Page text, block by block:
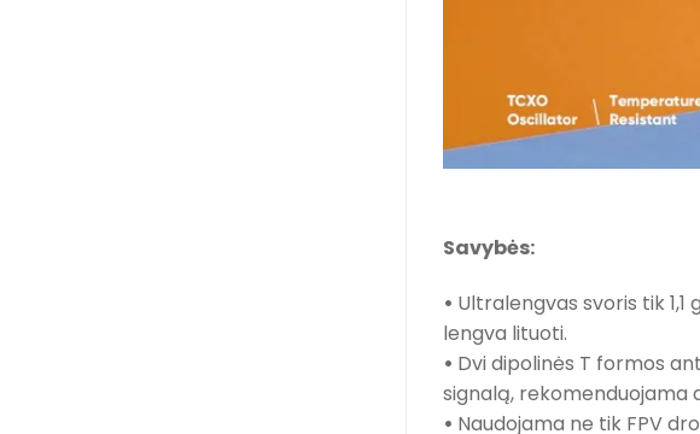
Savybės:
• Ultralengvas svoris tik
lengva lituoti.
• Dvi dipolinės T formos
signalą, rekomenduojama
• Naudojama ne tik FPV